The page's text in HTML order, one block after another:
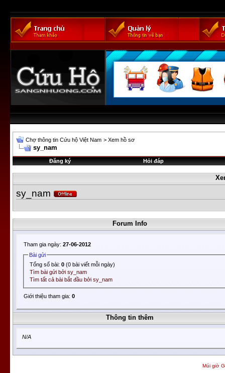
Chợ thông tin Cứu hộ Việt Nam > Xem hồ sơ
sy_nam
Đăng ký Hỏi đáp
sy_nam
Forum Info
Tham gia ngày: 27-06-2012
Bài gửi
Tổng số bài:0 (0 bài viết mỗi ngày)
Tìm bài gửi bởi sy_nam
Tìm tất cả bài bắt đầu bởi sy_nam
Giới thiệu tham gia: 0
Thông tin thêm
N/A
Múi giờ